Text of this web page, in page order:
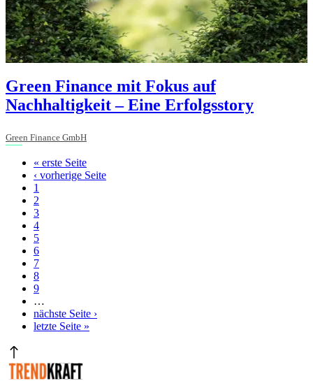
Green Finance mit Fokus auf
Nachhaltigkeit – Eine Erfolgsstory
Green Finance GmbH
Seitennummerierung
Erste
Seite
« erste Seite
Vorherige
Seite
‹ vorherige Seite
Seite
1
Seite
2
Seite
3
Aktuelle
Seite
4
Seite
5
Seite
6
Seite
7
Seite
8
Seite
9
…
Nächste
Seite
nächste Seite ›
Letzte
letzte Seite »